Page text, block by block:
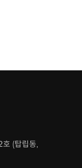
호 (탑립동,